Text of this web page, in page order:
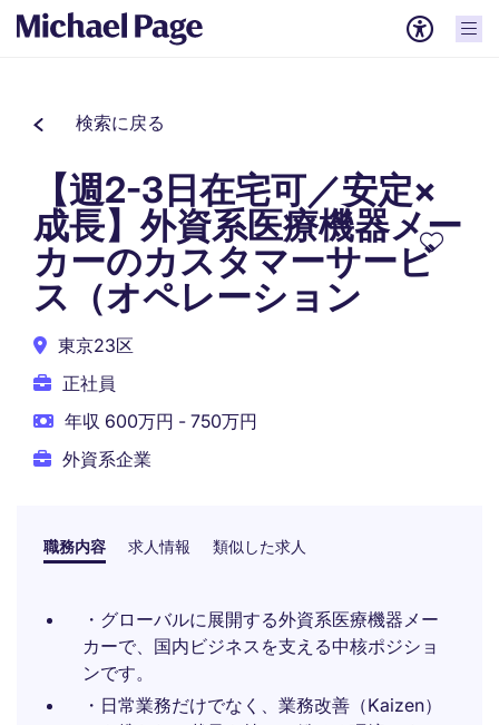
検索に戻る
【週2-3日在宅可／安定×
成長】外資系医療機器メー
カーのカスタマーサービ
ス（オペレーション
東京23区
正社員
年収 600万円 - 750万円
外資系企業
職務内容 求人情報 類似した求人
・グローバルに展開する外資系医療機器メー
カーで、国内ビジネスを支える中核ポジショ
ンです。
・日常業務だけでなく、業務改善（Kaizen）